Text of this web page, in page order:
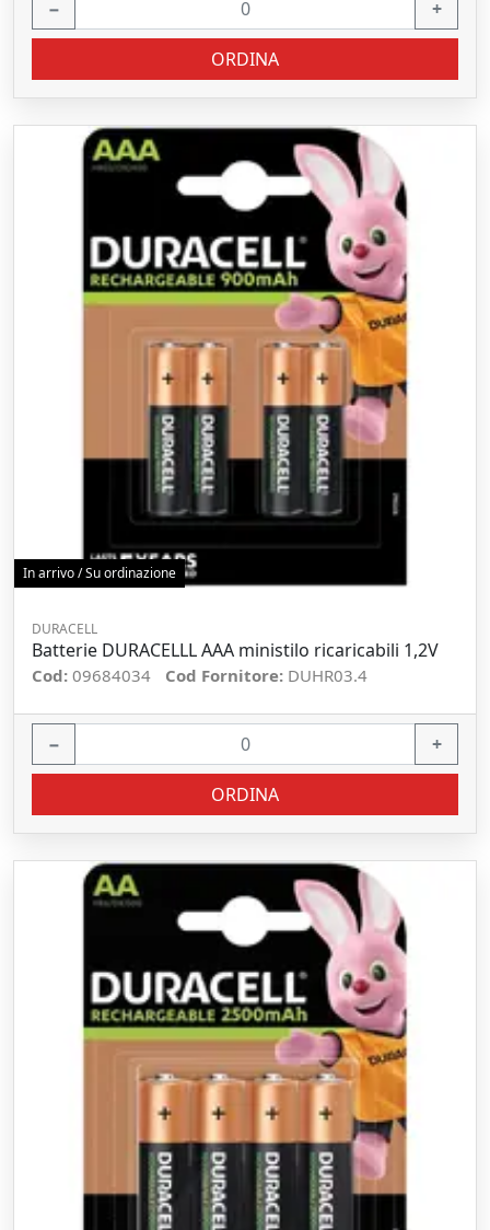
− +
ORDINA
In arrivo / Su ordinazione
DURACELL
Batterie DURACELLL AAA ministilo ricaricabili 1,2V
Cod: 09684034 Cod Fornitore: DUHR03.4
− +
ORDINA